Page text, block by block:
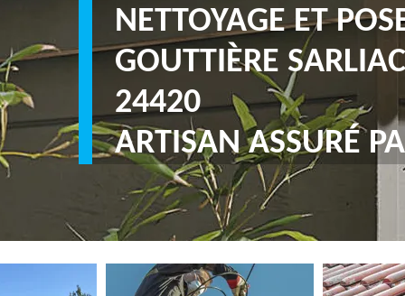
NETTOYAGE ET
GOUTTIÈRE
24420
ARTISAN ASSURÉ